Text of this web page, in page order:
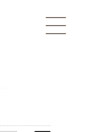
toggle